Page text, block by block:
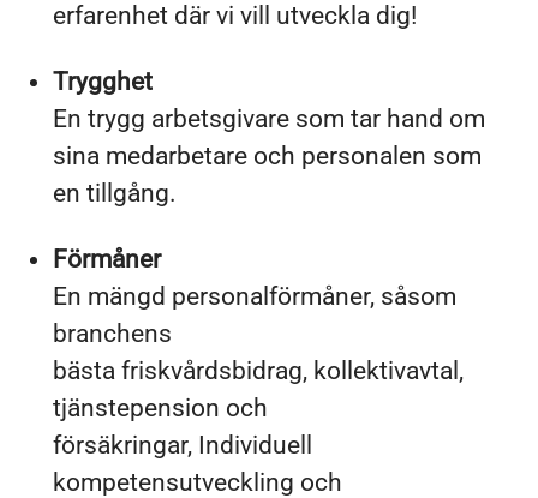
erfarenhet där vi vill utveckla dig!
Trygghet
En trygg arbetsgivare som tar hand om
sina medarbetare och personalen som
en tillgång.
Förmåner
En mängd personalförmåner, såsom
branchens
bästa friskvårdsbidrag, kollektivavtal,
tjänstepension och
försäkringar, Individuell
kompetensutveckling och